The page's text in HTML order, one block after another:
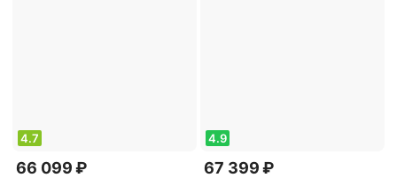
4.7
66 099 ₽
4.9
67 399 ₽